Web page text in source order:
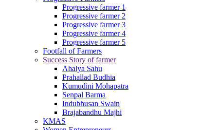
Progressive farmer 1
Progressive farmer 2
Progressive farmer 3
Progressive farmer 4
Progressive farmer 5
Footfall of Farmers
Success Story of farmer
Ahalya Sahu
Prahallad Budhia
Kumudini Mohapatra
Senpal Barma
Indubhusan Swain
Brajabandhu Majhi
KMAS